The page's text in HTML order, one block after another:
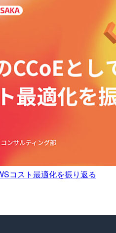
コスト最適化を振り返る